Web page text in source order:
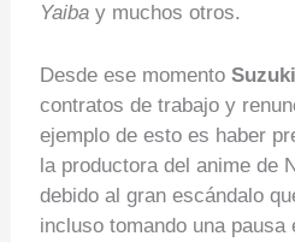
Yaibay muchos otros.
Desde ese momento Suzuki
contratos de trabajo y
ejemplo de esto es haber
la productora del anime de
debido al gran escándalo
incluso tomando una pausa